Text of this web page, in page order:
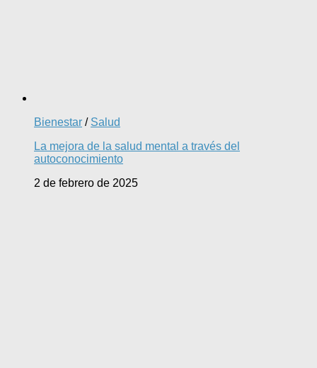
Bienestar / Salud
La mejora de la salud mental a través del
autoconocimiento
2 de febrero de 2025